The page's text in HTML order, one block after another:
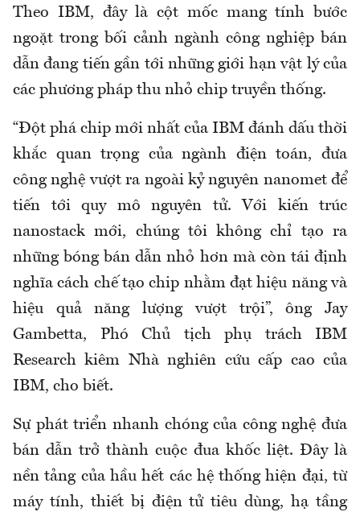
Theo IBM, đây là cột mốc mang tính bước
ngoặt trong bối cảnh ngành công nghiệp bán
dẫn đang tiến gần tới những giới hạn vật lý của
các phương pháp thu nhỏ chip truyền thống.
“Đột phá chip mới nhất của IBM đánh dấu thời
khắc quan trọng của ngành điện toán, đưa
công nghệ vượt ra ngoài kỷ nguyên nanomet để
tiến tới quy mô nguyên tử. Với kiến trúc
nanostack mới, chúng tôi không chỉ tạo ra
những bóng bán dẫn nhỏ hơn mà còn tái định
nghĩa cách chế tạo chip nhằm đạt hiệu năng và
hiệu quả năng lượng vượt trội”, ông Jay
Gambetta, Phó Chủ tịch phụ trách IBM
Research kiêm Nhà nghiên cứu cấp cao của
IBM, cho biết.
Sự phát triển nhanh chóng của công nghệ đưa
bán dẫn trở thành cuộc đua khốc liệt. Đây là
nền tảng của hầu hết các hệ thống hiện đại, từ
máy tính, thiết bị điện tử tiêu dùng, hạ tầng